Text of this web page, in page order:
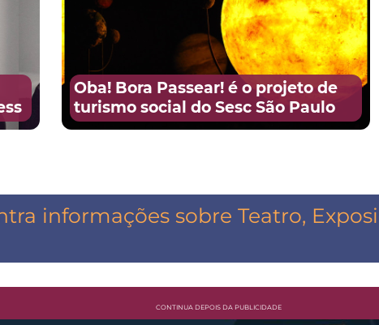
Oba! Bora Passear! é o projeto de
turismo social do Sesc São Paulo
informações sobre Teatro,
CONTINUA DEPOIS DA PUBLICIDADE